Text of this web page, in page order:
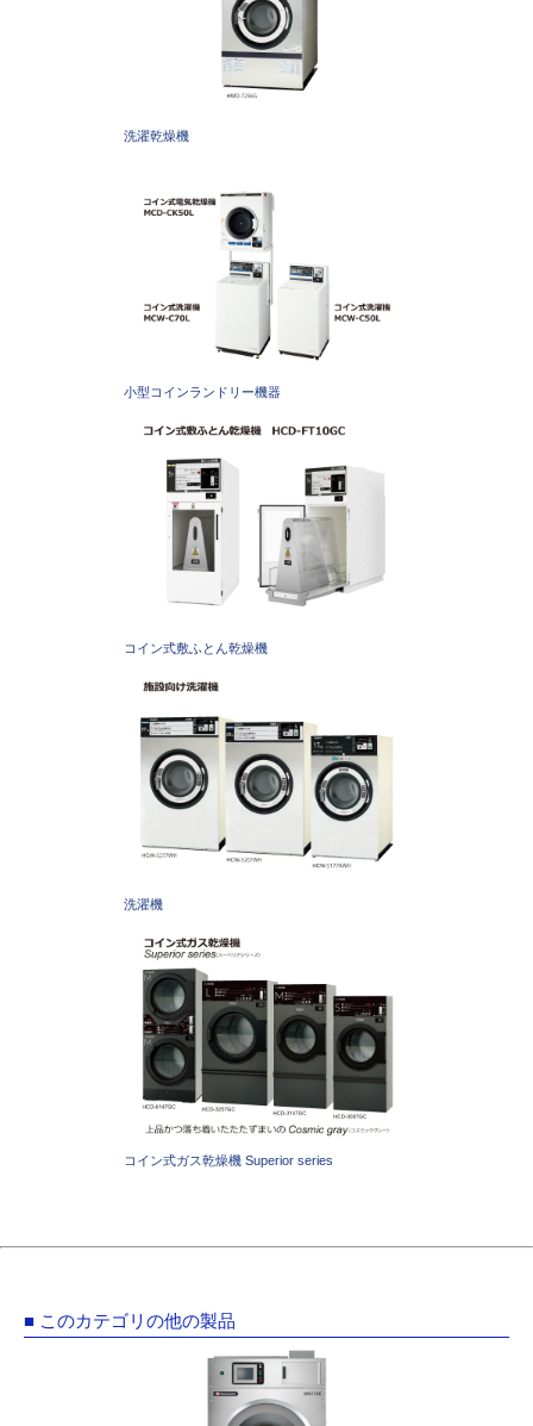
洗濯乾燥機
小型コインランドリー機器
コイン式敷ふとん乾燥機
洗濯機
コイン式ガス乾燥機 Superior series
■ このカテゴリの他の製品